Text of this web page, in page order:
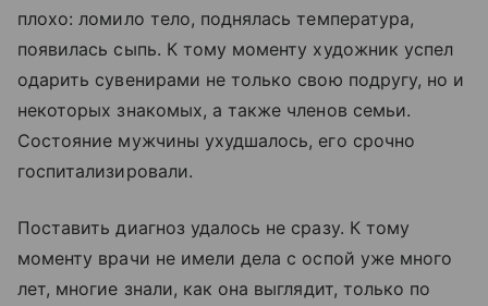
плохо: ломило тело, поднялась температура,
появилась сыпь. К тому моменту художник успел
одарить сувенирами не только свою подругу, но и
некоторых знакомых, а также членов семьи.
Состояние мужчины ухудшалось, его срочно
госпитализировали.
Поставить диагноз удалось не сразу. К тому
моменту врачи не имели дела с оспой уже много
лет, многие знали, как она выглядит, только по